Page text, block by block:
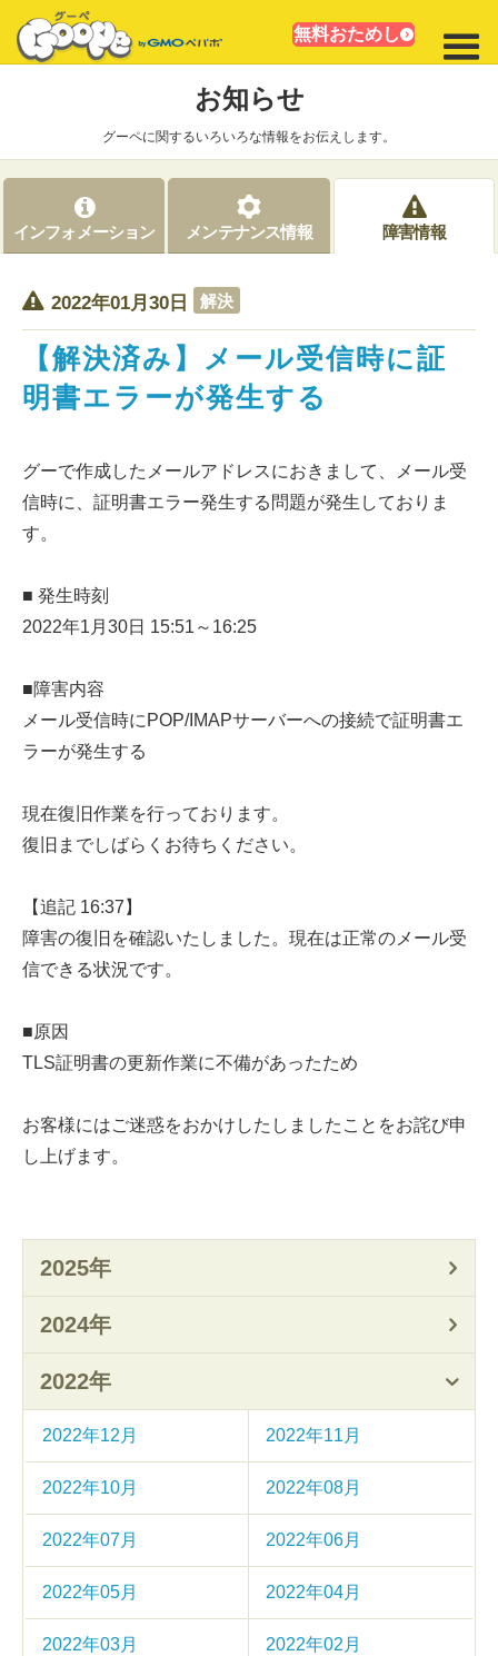
無料おためし
お知らせ
グーペに関するいろいろな情報をお伝えします。
インフォメーション メンテナンス情報 障害情報
2022年01月30日 解決
【解決済み】メール受信時に証
明書エラーが発生する
グーで作成したメールアドレスにおきまして、メール受
信時に、証明書エラー発生する問題が発生しておりま
す。
■ 発生時刻
2022年1月30日 15:51～16:25
■障害内容
メール受信時にPOP/IMAPサーバーへの接続で証明書エ
ラーが発生する
現在復旧作業を行っております。
復旧までしばらくお待ちください。
【追記 16:37】
障害の復旧を確認いたしました。現在は正常のメール受
信できる状況です。
■原因
TLS証明書の更新作業に不備があったため
お客様にはご迷惑をおかけしたしましたことをお詫び申
し上げます。
2025年
2024年
2022年
2022年12月 2022年11月
2022年10月 2022年08月
2022年07月 2022年06月
2022年05月 2022年04月
2022年03月 2022年02月